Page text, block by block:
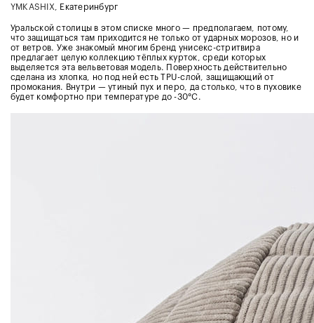
YMKASHIX , Екатеринбург
Уральской столицы в этом списке много — предполагаем, потому,
что защищаться там приходится не только от ударных морозов, но и
от ветров. Уже знакомый многим бренд унисекс-стритвира
предлагает целую коллекцию тёплых курток, среди которых
выделяется эта вельветовая модель. Поверхность действительно
сделана из хлопка, но под ней есть TPU-слой, защищающий от
промокания. Внутри — утиный пух и перо, да столько, что в пуховике
будет комфортно при температуре до -30°С.